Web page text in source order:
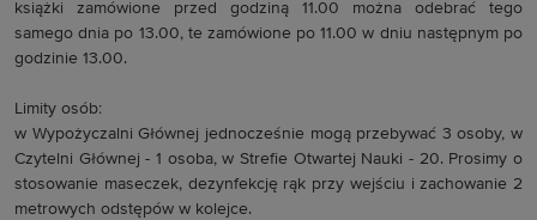
książki zamówione przed godziną 11.00 można odebrać tego
samego dnia po 13.00, te zamówione po 11.00 w dniu następnym po
godzinie 13.00.
Limity osób:
w Wypożyczalni Głównej jednocześnie mogą przebywać 3 osoby, w
Czytelni Głównej - 1 osoba, w Strefie Otwartej Nauki - 20. Prosimy o
stosowanie maseczek, dezynfekcję rąk przy wejściu i zachowanie 2
metrowych odstępów w kolejce.